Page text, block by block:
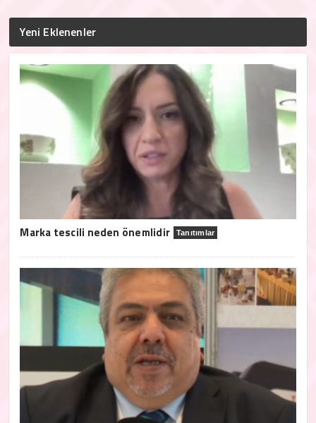
Yeni Eklenenler
Marka tescili neden önemlidir Tanıtımlar